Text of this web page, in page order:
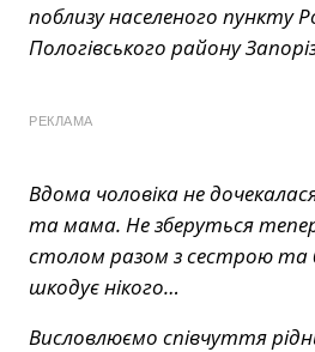
поблизу населеного пункту
Пологівського району
РЕКЛАМА
Вдома чоловіка не
та мама. Не зберуться
столом разом з сестрою та
шкодує нікого…
Висловлюємо співчуття